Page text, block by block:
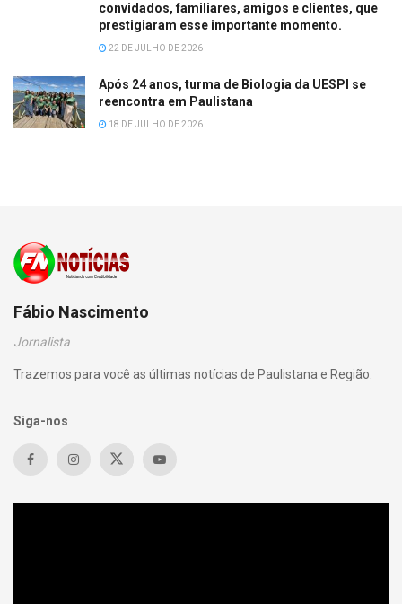
convidados, familiares, amigos e clientes, que
prestigiaram esse importante momento.
22 DE JULHO DE 2026
Após 24 anos, turma de Biologia da UESPI se
reencontra em Paulistana
18 DE JULHO DE 2026
Fábio Nascimento
Jornalista
Trazemos para você as últimas notícias de Paulistana e Região.
Siga-nos